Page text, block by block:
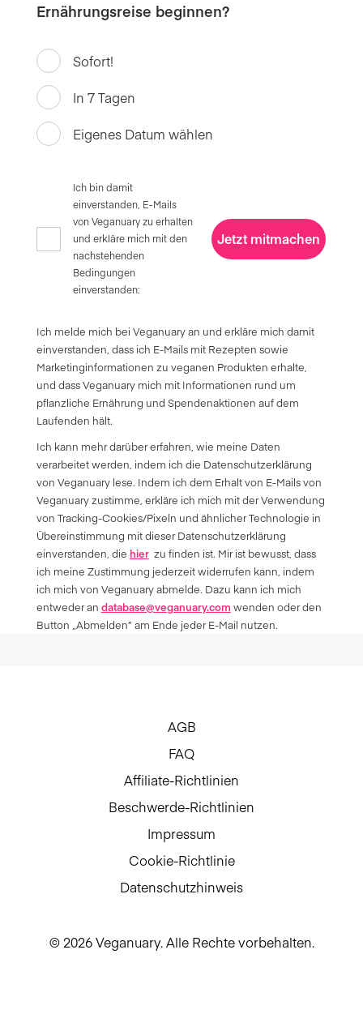
Ernährungsreise beginnen?
Sofort!
In 7 Tagen
Eigenes Datum wählen
Ich bin damit
einverstanden, E-Mails
von Veganuary zu erhalten
und erkläre mich mit den
nachstehenden
Bedingungen
einverstanden:
Jetzt mitmachen
Ich melde mich bei Veganuary an und erkläre mich damit
einverstanden, dass ich E-Mails mit Rezepten sowie
Marketinginformationen zu veganen Produkten erhalte,
und dass Veganuary mich mit Informationen rund um
pflanzliche Ernährung und Spendenaktionen auf dem
Laufenden hält.
Ich kann mehr darüber erfahren, wie meine Daten
verarbeitet werden, indem ich die Datenschutzerklärung
von Veganuary lese. Indem ich dem Erhalt von E-Mails von
Veganuary zustimme, erkläre ich mich mit der Verwendung
von Tracking-Cookies/Pixeln und ähnlicher Technologie in
Übereinstimmung mit dieser Datenschutzerklärung
einverstanden, die hierzu finden ist. Mir ist bewusst, dass
ich meine Zustimmung jederzeit widerrufen kann, indem
ich mich von Veganuary abmelde. Dazu kann ich mich
entweder an database@veganuary.com wenden oder den
Button „Abmelden” am Ende jeder E-Mail nutzen.
AGB
FAQ
Affiliate-Richtlinien
Beschwerde-Richtlinien
Impressum
Cookie-Richtlinie
Datenschutzhinweis
© 2026 Veganuary. Alle Rechte vorbehalten.